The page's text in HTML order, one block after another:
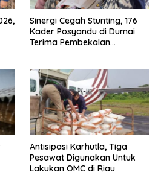
Sinergi Cegah Stunting, 176
Kader Posyandu di Dumai
Terima Pembekalan
Antisipasi Karhutla, Tiga
Pesawat Digunakan Untuk
Lakukan OMC di Riau